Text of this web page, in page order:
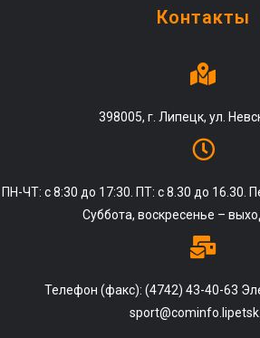
Контакты
398005, г. Липецк, ул.
ПН-ЧТ: с 8:30 до 17:30. ПТ: с 8.30 до 16.30.
Суббота, воскресенье –
Телефон (факс): (4742) 43-40-63